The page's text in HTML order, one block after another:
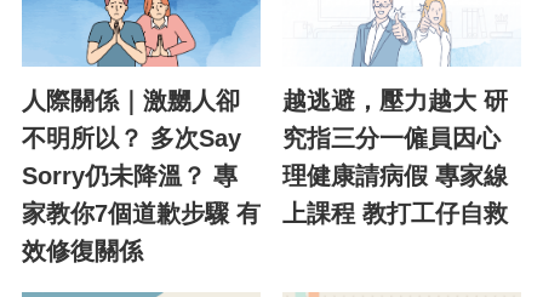
人際關係｜激嬲人卻
不明所以？ 多次Say
Sorry仍未降溫？ 專
家教你7個道歉步驟 有
效修復關係
越逃避，壓力越大 研
究指三分一僱員因心
理健康請病假 專家線
上課程 教打工仔自救